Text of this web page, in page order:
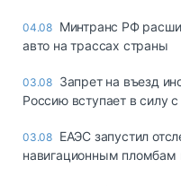
04.08 Минтранс РФ
авто на трассах страны
03.08 Запрет на въезд
Россию вступает в силу с
03.08 ЕАЭС запустил
навигационным пломбам